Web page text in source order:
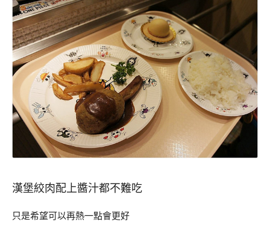
漢堡絞肉配上醬汁都不難吃
只是希望可以再熱一點會更好